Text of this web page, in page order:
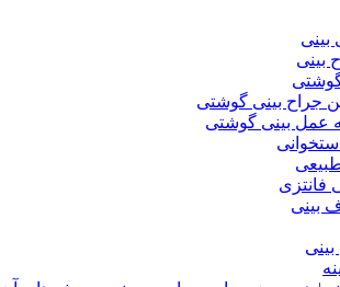
بینی
بینی
جراح بینی گوشتی
عمل بینی گوشتی
فانتزی
بینی